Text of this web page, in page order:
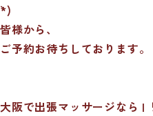
`*)
皆様から、
ご予約お待ちしております。
大阪で出張マッサージなら |